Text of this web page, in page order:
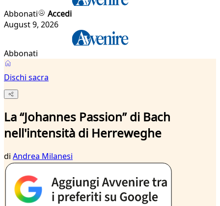
Abbonati
Accedi
August 9, 2026
Abbonati
Dischi sacra
La “Johannes Passion” di Bach
nell'intensità di Herreweghe
di Andrea Milanesi